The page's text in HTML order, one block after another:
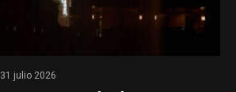
31 julio 2026